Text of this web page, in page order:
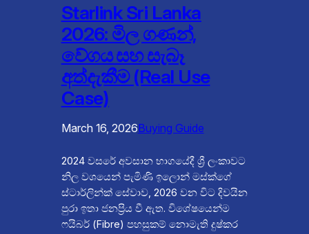
Starlink Sri Lanka
2026: මිල ගණන්,
වේගය සහ සැබෑ
අත්දැකීම (Real Use
Case)
March 16, 2026Buying Guide
2024 වසරේ අවසාන භාගයේදී ශ්‍රී ලංකාවට
නිල වශයෙන් පැමිණි ඉලොන් මස්ක්ගේ
ස්ටාර්ලින්ක් සේවාව, 2026 වන විට දිවයින
පුරා ඉතා ජනප්‍රිය වී ඇත. විශේෂයෙන්ම
ෆයිබර් (Fibre) පහසුකම් නොමැති දුෂ්කර